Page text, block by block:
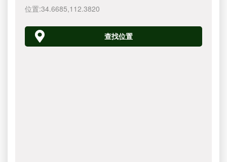
位置:34.6685,112.3820
查找位置